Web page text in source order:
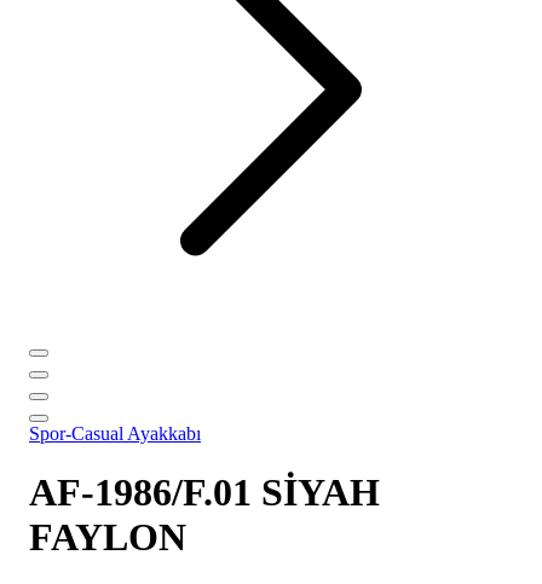
Spor-Casual Ayakkabı
AF-1986/F.01 SİYAH
FAYLON